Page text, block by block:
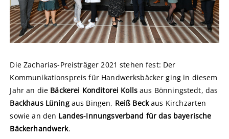
Die Zacharias-Preisträger 2021 stehen fest: Der
Kommunikationspreis für Handwerksbäcker ging in diesem
Jahr an die Bäckerei Konditorei Kolls aus Bönningstedt, das
Backhaus Lüningaus Bingen, Reiß Beckaus Kirchzarten
sowie an den Landes-Innungsverband für das bayerische
Bäckerhandwerk.